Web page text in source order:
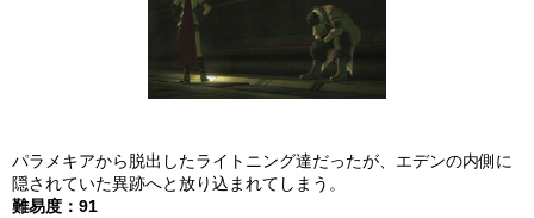
パラメキアから脱出したライトニング達だったが、エデンの内側に
隠されていた異跡へと放り込まれてしまう。
難易度：91